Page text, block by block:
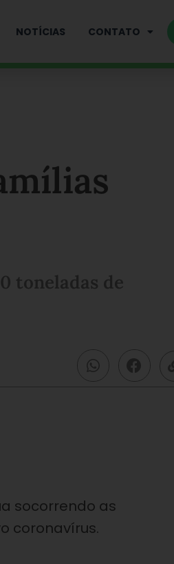
NOTÍCIAS CONTATO
toneladas de
socorrendo as
coronavírus.